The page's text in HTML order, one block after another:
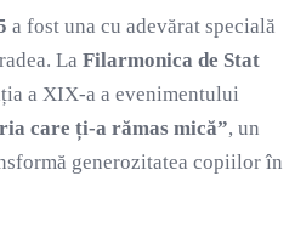
a fost una cu adevărat specială
La Filarmonica de Stat
a XIX-a a evenimentului
care ți-a rămas mică”, un
generozitatea copiilor în